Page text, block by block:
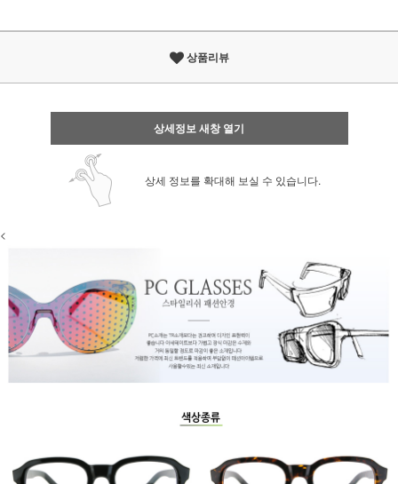
상품리뷰
상세정보 새창 열기
상세 정보를 확대해 보실 수 있습니다.
<